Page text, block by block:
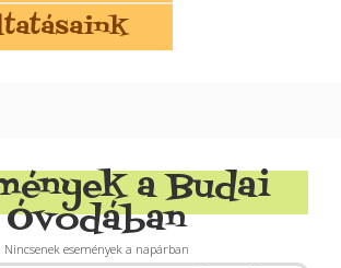
a Budai
Óvodában
Nincsenek események a napárban